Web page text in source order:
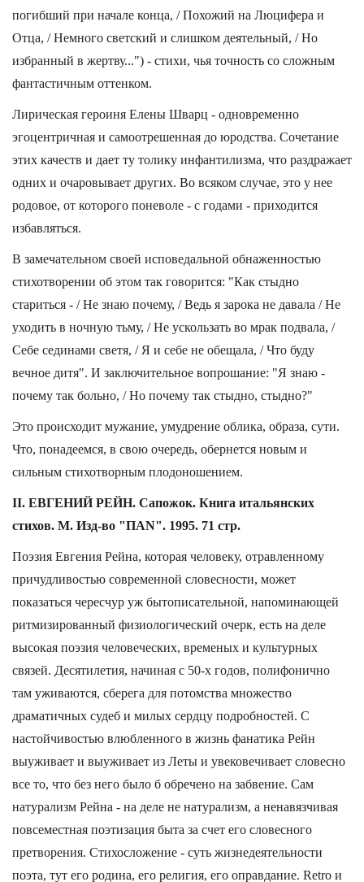
погибший при начале конца, / Похожий на Люцифера и
Отца, / Немного светский и слишком деятельный, / Но
избранный в жертву...") - стихи, чья точность со сложным
фантастичным оттенком.
Лирическая героиня Елены Шварц - одновременно
эгоцентричная и самоотрешенная до юродства. Сочетание
этих качеств и дает ту толику инфантилизма, что раздражает
одних и очаровывает других. Во всяком случае, это у нее
родовое, от которого поневоле - с годами - приходится
избавляться.
В замечательном своей исповедальной обнаженностью
стихотворении об этом так говорится: "Как стыдно
стариться - / Не знаю почему, / Ведь я зарока не давала / Не
уходить в ночную тьму, / Не ускользать во мрак подвала, /
Себе сединами светя, / Я и себе не обещала, / Что буду
вечное дитя". И заключительное вопрошание: "Я знаю -
почему так больно, / Но почему так стыдно, стыдно?"
Это происходит мужание, умудрение облика, образа, сути.
Что, понадеемся, в свою очередь, обернется новым и
сильным стихотворным плодоношением.
II. ЕВГЕНИЙ РЕЙН. Сапожок. Книга итальянских
стихов. М. Изд-во "ПАN". 1995. 71 стр.
Поэзия Евгения Рейна, которая человеку, отравленному
причудливостью современной словесности, может
показаться чересчур уж бытописательной, напоминающей
ритмизированный физиологический очерк, есть на деле
высокая поэзия человеческих, временых и культурных
связей. Десятилетия, начиная с 50-х годов, полифонично
там уживаются, сберега для потомства множество
драматичных судеб и милых сердцу подробностей. С
настойчивостью влюбленного в жизнь фанатика Рейн
выуживает и выуживает из Леты и увековечивает словесно
все то, что без него было б обречено на забвение. Сам
натурализм Рейна - на деле не натурализм, а ненавязчивая
повсеместная поэтизация быта за счет его словесного
претворения. Стихосложение - суть жизнедеятельности
поэта, тут его родина, его религия, его оправдание. Retro и